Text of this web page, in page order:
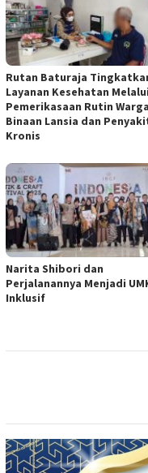
Rutan Baturaja
Layanan Kesehatan Melalui
Pemerikasaan Rutin Warga
Binaan Lansia dan
Kronis
Narita Shibori dan
Perjalanannya Menjadi
Inklusif